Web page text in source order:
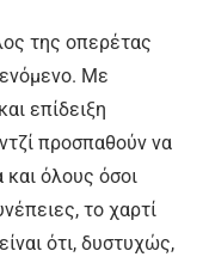
της οπερέτας
Με
επίδειξη
προσπαθούν να
και όλους όσοι
το χαρτί
ότι, δυστυχώς,